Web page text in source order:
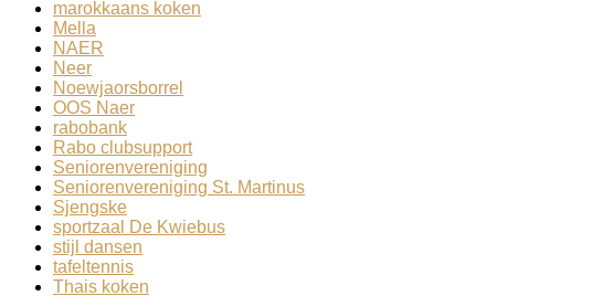
marokkaans koken
Mella
NAER
Neer
Noewjaorsborrel
OOS Naer
rabobank
Rabo clubsupport
Seniorenvereniging
Seniorenvereniging St. Martinus
Sjengske
sportzaal De Kwiebus
stijl dansen
tafeltennis
Thais koken